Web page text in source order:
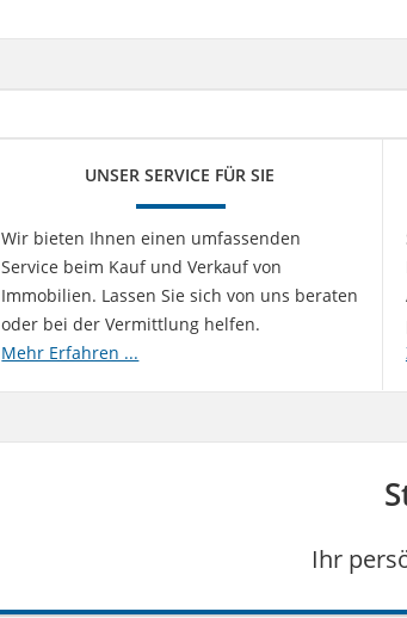
UNSER SERVICE FÜR SIE
Wir bieten Ihnen einen umfassenden
Service beim Kauf und Verkauf von
Immobilien. Lassen Sie sich von uns beraten
oder bei der Vermittlung helfen.
Mehr Erfahren ...
Ihr